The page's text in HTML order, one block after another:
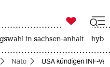
ich

taz zahl ich
in sachsen-anhalt
Nato USA kündigen INF-